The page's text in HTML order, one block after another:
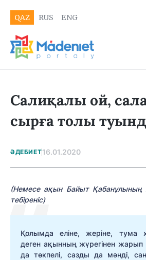
QAZ RUS ENG
Салиқалы ой,
сырға толы
ӘДЕБИЕТ16.01.2020
(Немесе ақын Байыт Қабанұлының
тебіреніс)
Қолымда еліне, жеріне, тума
деген ақынның жүрегінен
да төкпелі, сазды да мәнді,